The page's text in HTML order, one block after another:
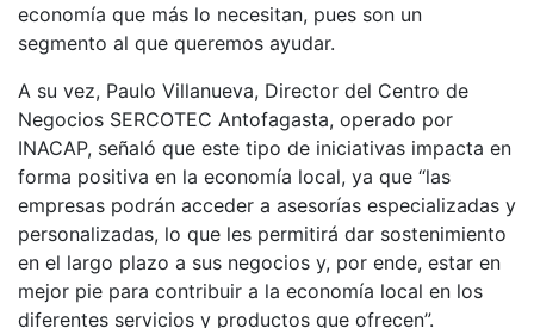
economía que más lo necesitan, pues son un
segmento al que queremos ayudar.
A su vez, Paulo Villanueva, Director del Centro de
Negocios SERCOTEC Antofagasta, operado por
INACAP, señaló que este tipo de iniciativas impacta en
forma positiva en la economía local, ya que “las
empresas podrán acceder a asesorías especializadas y
personalizadas, lo que les permitirá dar sostenimiento
en el largo plazo a sus negocios y, por ende, estar en
mejor pie para contribuir a la economía local en los
diferentes servicios y productos que ofrecen”.